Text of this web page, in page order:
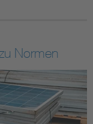
Normen